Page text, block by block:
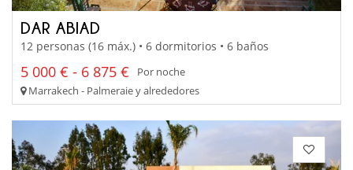
DAR ABIAD
12 personas (16 máx.) • 6 dormitorios • 6 baños
5 000 € - 6 875 €
Por noche
Marrakech - Palmeraie y alrededores